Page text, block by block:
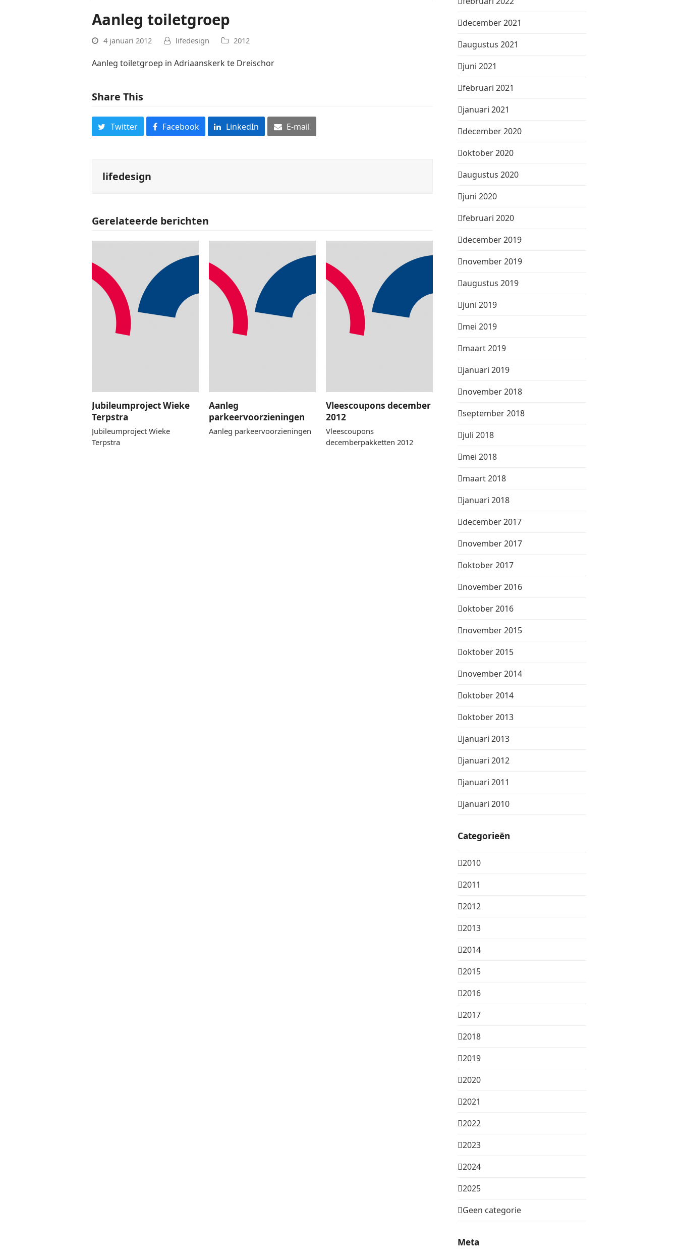
Aanleg toiletgroep
4 januari 2012 lifedesign 2012
Aanleg toiletgroep in Adriaanskerk te Dreischor
Share This
Twitter Facebook LinkedIn E-mail
lifedesign
Gerelateerde berichten
Jubileumproject Wieke
Terpstra
Jubileumproject Wieke
Terpstra
Aanleg
parkeervoorzieningen
Aanleg parkeervoorzieningen
Vleescoupons december
2012
Vleescoupons
decemberpakketten 2012
december 2021
augustus 2021
juni 2021
februari 2021
januari 2021
december 2020
oktober 2020
augustus 2020
juni 2020
februari 2020
december 2019
november 2019
augustus 2019
juni 2019
mei 2019
maart 2019
januari 2019
november 2018
september 2018
juli 2018
mei 2018
maart 2018
januari 2018
december 2017
november 2017
oktober 2017
november 2016
oktober 2016
november 2015
oktober 2015
november 2014
oktober 2014
oktober 2013
januari 2013
januari 2012
januari 2011
januari 2010
Categorieën
2010
2011
2012
2013
2014
2015
2016
2017
2018
2019
2020
2021
2022
2023
2024
2025
Geen categorie
Meta